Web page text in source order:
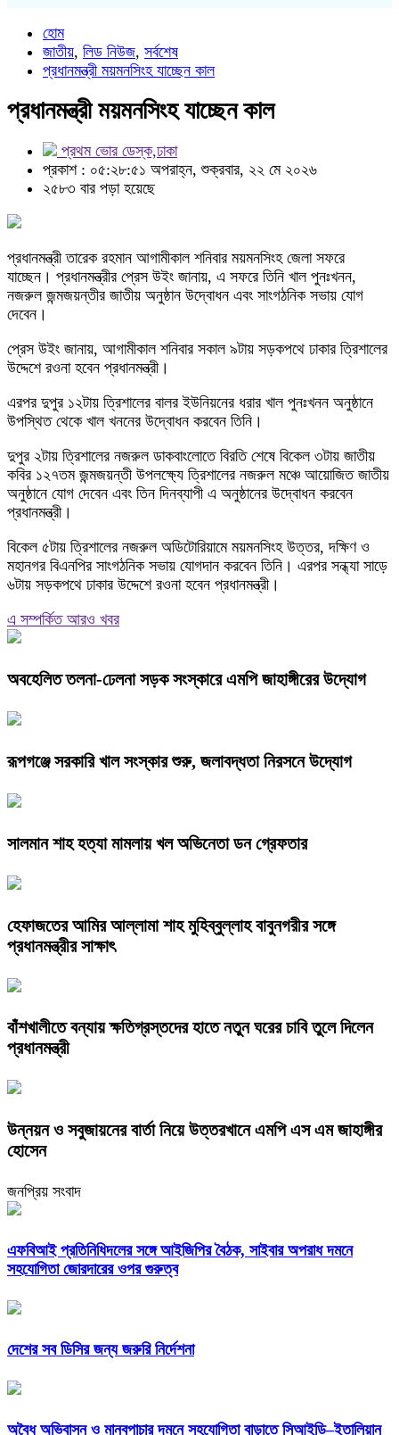
হোম
জাতীয়, লিড নিউজ, সর্বশেষ
প্রধানমন্ত্রী ময়মনসিংহ যাচ্ছেন কাল
প্রধানমন্ত্রী ময়মনসিংহ যাচ্ছেন কাল
প্রথম ভোর ডেস্ক,ঢাকা
প্রকাশ : ০৫:২৮:৫১ অপরাহ্ন, শুক্রবার, ২২ মে ২০২৬
২৫৮৩ বার পড়া হয়েছে
প্রধানমন্ত্রী তারেক রহমান আগামীকাল শনিবার ময়মনসিংহ জেলা সফরে
যাচ্ছেন। প্রধানমন্ত্রীর প্রেস উইং জানায়, এ সফরে তিনি খাল পুনঃখনন,
নজরুল জন্মজয়ন্তীর জাতীয় অনুষ্ঠান উদ্বোধন এবং সাংগঠনিক সভায় যোগ
দেবেন।
প্রেস উইং জানায়, আগামীকাল শনিবার সকাল ৯টায় সড়কপথে ঢাকার ত্রিশালের
উদ্দেশে রওনা হবেন প্রধানমন্ত্রী।
এরপর দুপুর ১২টায় ত্রিশালের বালর ইউনিয়নের ধরার খাল পুনঃখনন অনুষ্ঠানে
উপস্থিত থেকে খাল খননের উদ্বোধন করবেন তিনি।
দুপুর ২টায় ত্রিশালের নজরুল ডাকবাংলোতে বিরতি শেষে বিকেল ৩টায় জাতীয়
কবির ১২৭তম জন্মজয়ন্তী উপলক্ষ্যে ত্রিশালের নজরুল মঞ্চে আয়োজিত জাতীয়
অনুষ্ঠানে যোগ দেবেন এবং তিন দিনব্যাপী এ অনুষ্ঠানের উদ্বোধন করবেন
প্রধানমন্ত্রী।
বিকেল ৫টায় ত্রিশালের নজরুল অডিটোরিয়ামে ময়মনসিংহ উত্তর, দক্ষিণ ও
মহানগর বিএনপির সাংগঠনিক সভায় যোগদান করবেন তিনি। এরপর সন্ধ্যা সাড়ে
৬টায় সড়কপথে ঢাকার উদ্দেশে রওনা হবেন প্রধানমন্ত্রী।
এ সম্পর্কিত আরও খবর
অবহেলিত তলনা-ঢেলনা সড়ক সংস্কারে এমপি জাহাঙ্গীরের উদ্যোগ
রূপগঞ্জে সরকারি খাল সংস্কার শুরু, জলাবদ্ধতা নিরসনে উদ্যোগ
সালমান শাহ হত্যা মামলায় খল অভিনেতা ডন গ্রেফতার
হেফাজতের আমির আল্লামা শাহ মুহিব্বুল্লাহ বাবুনগরীর সঙ্গে
প্রধানমন্ত্রীর সাক্ষাৎ
বাঁশখালীতে বন্যায় ক্ষতিগ্রস্তদের হাতে নতুন ঘরের চাবি তুলে দিলেন
প্রধানমন্ত্রী
উন্নয়ন ও সবুজায়নের বার্তা নিয়ে উত্তরখানে এমপি এস এম জাহাঙ্গীর
হোসেন
জনপ্রিয় সংবাদ
এফবিআই প্রতিনিধিদলের সঙ্গে আইজিপির বৈঠক, সাইবার অপরাধ দমনে
সহযোগিতা জোরদারের ওপর গুরুত্ব
দেশের সব ডিসির জন্য জরুরি নির্দেশনা
অবৈধ অভিবাসন ও মানবপাচার দমনে সহযোগিতা বাড়াতে সিআইডি–ইতালিয়ান